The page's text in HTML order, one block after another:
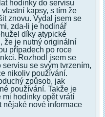
hodinky do servisu
kapsy, s tím že
znovu. Vydal jsem se
zda-li je hodinář
díky atypické
že je nutný originální
případech po roce
Rozhodl jsem se
se svým tvrzením,
nikoliv používání.
způsob, jak
používání. Takže je
mi hodinky opět vrátí
nějaké nové informace